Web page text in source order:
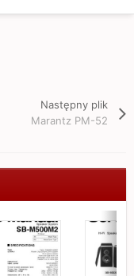
Następny plik
Marantz PM-52